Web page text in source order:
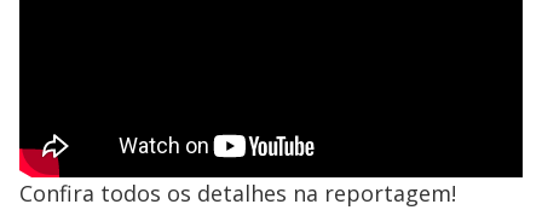
Confira todos os detalhes na reportagem!